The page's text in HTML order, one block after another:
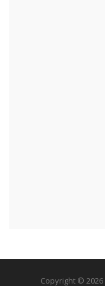
Copyright © 2026